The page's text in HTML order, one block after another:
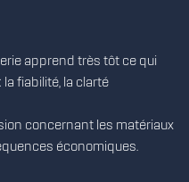
apprend très tôt ce qui
fiabilité, la clarté
concernant les matériaux
économiques.